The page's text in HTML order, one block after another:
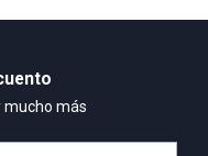
mucho más